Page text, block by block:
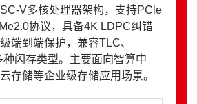
V多核处理器架构，支持PCle
协议，具备4K LDPC纠错
端到端保护，兼容TLC、
闪存类型。主要面向智算中
存储等企业级存储应用场景。